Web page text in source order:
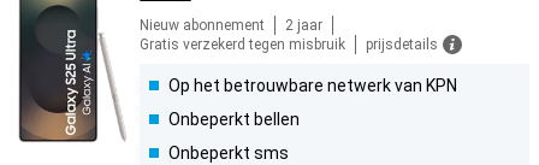
Nieuw abonnement
2 jaar
Gratis verzekerd tegen misbruik
prijsdetails
Op het betrouwbare netwerk van KPN
Onbeperkt bellen
Onbeperkt sms